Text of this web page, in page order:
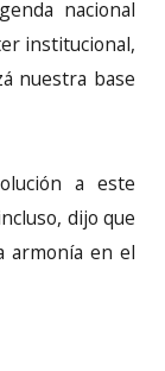
nacional
institucional,
nuestra base
a este
dijo que
armonía en el